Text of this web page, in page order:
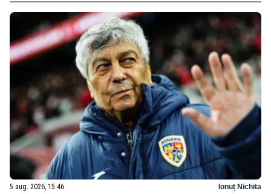
5 aug. 2026, 15:46 Ionuț Nichita